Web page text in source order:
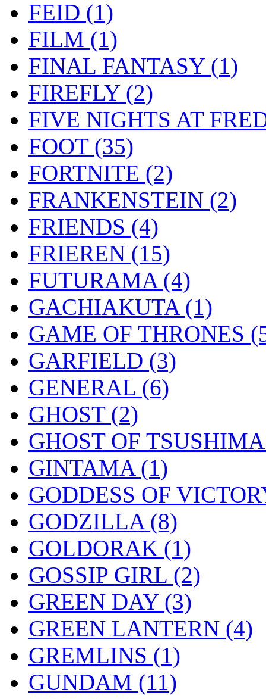
FEID (1)
FILM (1)
FINAL FANTASY (1)
FIREFLY (2)
FIVE NIGHTS AT
FOOT (35)
FORTNITE (2)
FRANKENSTEIN (2)
FRIENDS (4)
FRIEREN (15)
FUTURAMA (4)
GACHIAKUTA (1)
GAME OF THRONES
GARFIELD (3)
GENERAL (6)
GHOST (2)
GHOST OF
GINTAMA (1)
GODDESS OF
GODZILLA (8)
GOLDORAK (1)
GOSSIP GIRL (2)
GREEN DAY (3)
GREEN LANTERN (4)
GREMLINS (1)
GUNDAM (11)